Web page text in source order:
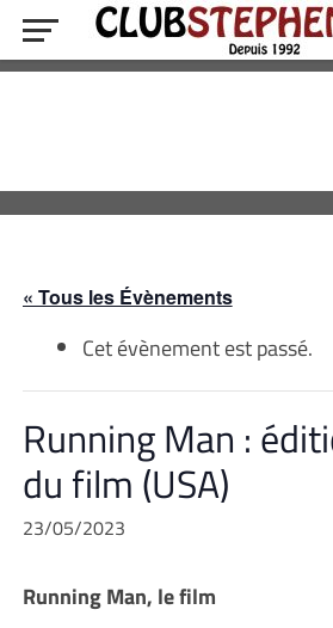
« Tous les Évènements
Cet évènement est passé.
Running Man :
du film (USA)
23/05/2023
Running Man, le film